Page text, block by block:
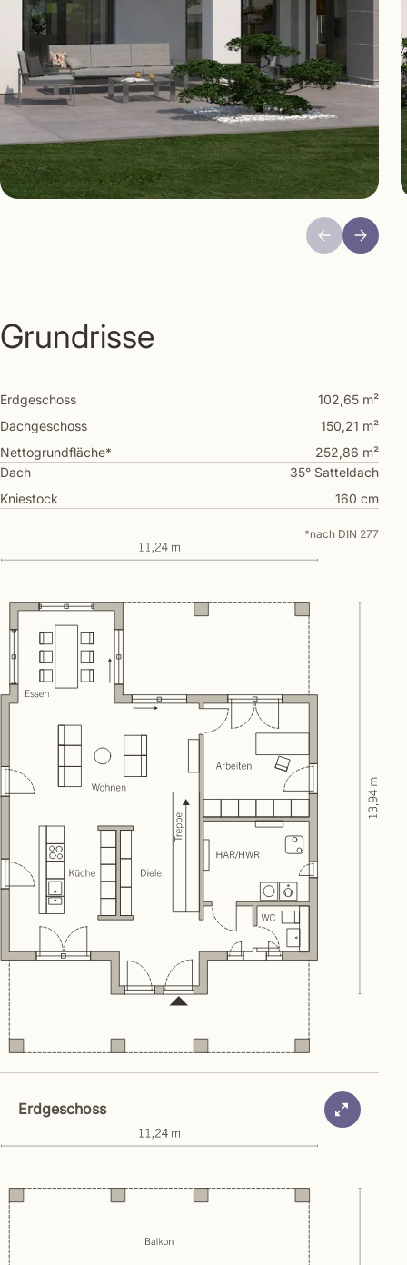
Grundrisse
Erdgeschoss
102,65 m²
Dachgeschoss
150,21 m²
Nettogrundfläche*
252,86 m²
Dach
35° Satteldach
Kniestock
160 cm
*nach DIN 277
Erdgeschoss